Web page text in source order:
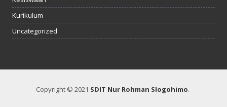
Kurikulum
Uncategorized
Copyright © 2021 SDIT Nur Rohman Slogohimo.